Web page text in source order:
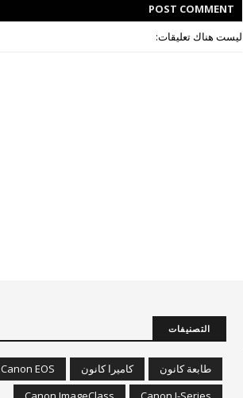
POST COMMENT
ليست هناك تعليقات:
التصنيفات
طابعة كانون كاميرا كانون
Canon EOS